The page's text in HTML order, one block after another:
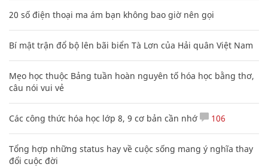
20 số điện thoại ma ám bạn không bao giờ nên gọi
Bí mật trận đổ bộ lên bãi biển Tà Lơn của Hải quân Việt Nam
Mẹo học thuộc Bảng tuần hoàn nguyên tố hóa học bằng thơ,
câu nói vui vẻ
Các công thức hóa học lớp 8, 9 cơ bản cần nhớ 106
Tổng hợp những status hay về cuộc sống mang ý nghĩa thay
đổi cuộc đời